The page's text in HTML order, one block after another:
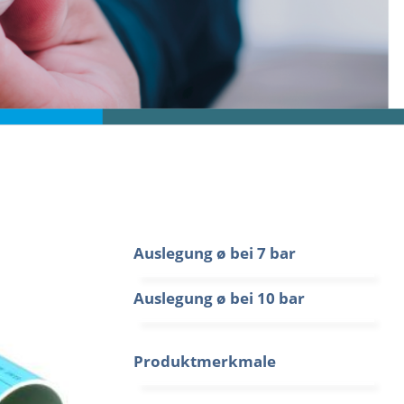
Auslegung ø bei 7 bar
Auslegung ø bei 10 bar
Produktmerkmale